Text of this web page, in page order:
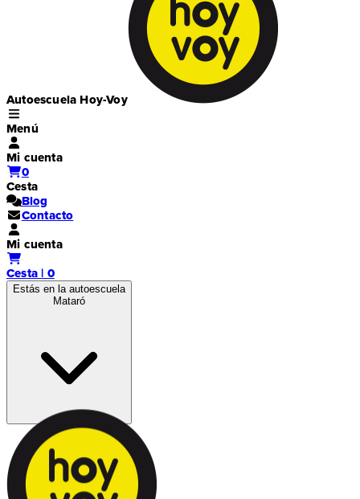
Autoescuela Hoy-Voy
Menú
Mi cuenta
0
Cesta
Blog
Contacto
Mi cuenta
Cesta | 0
Estás en la autoescuela
Mataró